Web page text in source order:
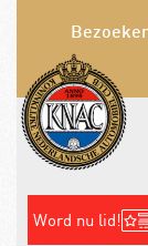
Word nu lid!